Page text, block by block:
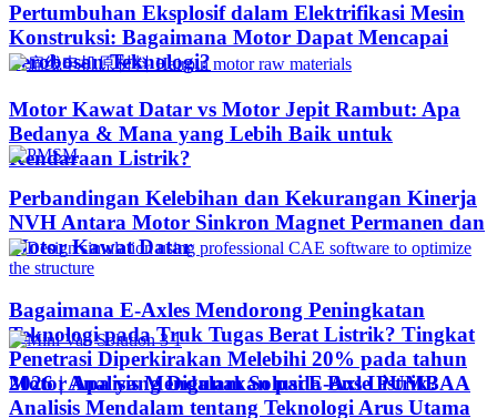
Pertumbuhan Eksplosif dalam Elektrifikasi Mesin
Konstruksi: Bagaimana Motor Dapat Mencapai
Terobosan Teknologi?​
Motor Kawat Datar vs Motor Jepit Rambut: Apa
Bedanya & Mana yang Lebih Baik untuk
Kendaraan Listrik?
Perbandingan Kelebihan dan Kekurangan Kinerja
NVH Antara Motor Sinkron Magnet Permanen dan
Motor Kawat Datar
Bagaimana E-Axles Mendorong Peningkatan
Teknologi pada Truk Tugas Berat Listrik? Tingkat
Penetrasi Diperkirakan Melebihi 20% pada tahun
2026 | Analisis Mendalam Solusi E-Axle PUMBAA
Motor Apa yang Digunakan pada Bus Listrik?
Analisis Mendalam tentang Teknologi Arus Utama